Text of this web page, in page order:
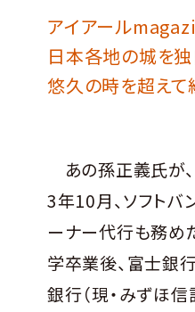
アイアール
日本各地の城を独
悠久の時を超えて
あの孫正義氏が
3年10月、ソフトバ
ーナー代行も務め
学卒業後、富士銀
銀行（現・みずほ